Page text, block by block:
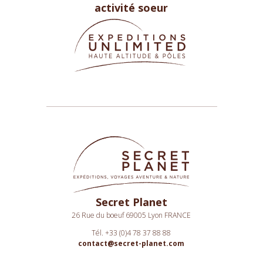
activité soeur
Secret Planet
26 Rue du boeuf 69005 Lyon FRANCE
Tél. +33 (0)4 78 37 88 88
contact@secret-planet.com